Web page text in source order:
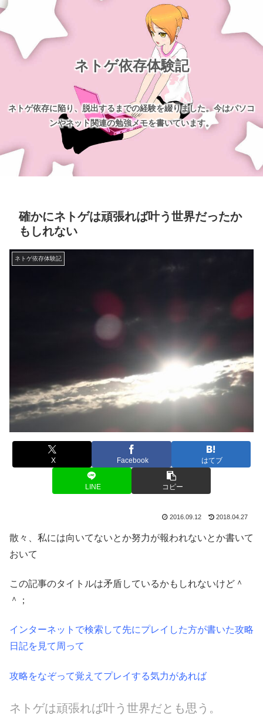
ネトゲ依存体験記
ネトゲ依存に陥り、脱出するまでの経験を綴りました。今はパソコ
ンやネット関連の勉強メモを書いています。
確かにネトゲは頑張れば叶う世界だったか
もしれない
ネトゲ依存体験記
X Facebook はてブ
LINE コピー
2016.09.12 2018.04.27
散々、私には向いてないとか努力が報われないとか書いて
おいて
この記事のタイトルは矛盾しているかもしれないけど＾
＾；
インターネットで検索して先にプレイした方が書いた攻略
日記を見て周って
攻略をなぞって覚えてプレイする気力があれば
ネトゲは頑張れば叶う世界だとも思う。